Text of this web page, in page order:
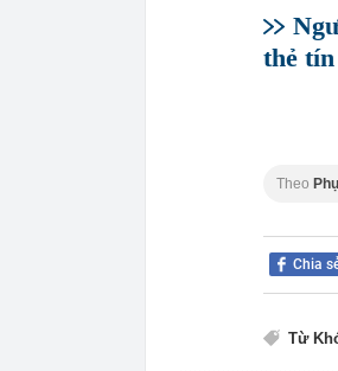
thẻ
Theo
Chia
Từ